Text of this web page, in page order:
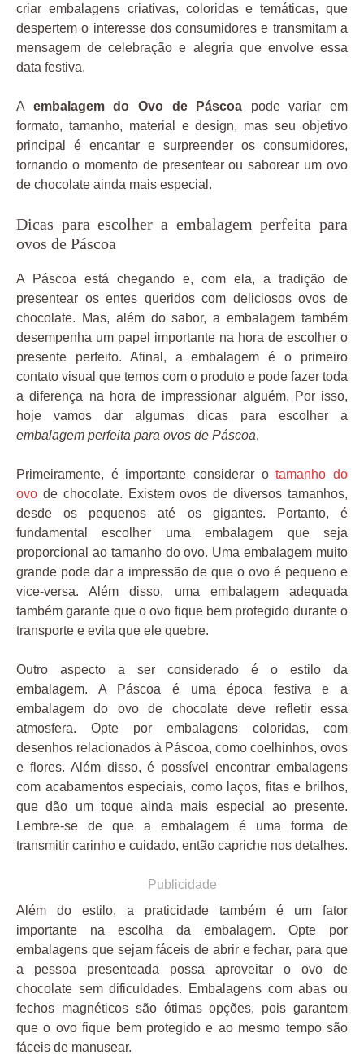
criar embalagens criativas, coloridas e temáticas, que
despertem o interesse dos consumidores e transmitam a
mensagem de celebração e alegria que envolve essa
data festiva.
A embalagem do Ovo de Páscoa pode variar em
formato, tamanho, material e design, mas seu objetivo
principal é encantar e surpreender os consumidores,
tornando o momento de presentear ou saborear um ovo
de chocolate ainda mais especial.
Dicas para escolher a embalagem perfeita para
ovos de Páscoa
A Páscoa está chegando e, com ela, a tradição de
presentear os entes queridos com deliciosos ovos de
chocolate. Mas, além do sabor, a embalagem também
desempenha um papel importante na hora de escolher o
presente perfeito. Afinal, a embalagem é o primeiro
contato visual que temos com o produto e pode fazer toda
a diferença na hora de impressionar alguém. Por isso,
hoje vamos dar algumas dicas para escolher a
embalagem perfeita para ovos de Páscoa.
Primeiramente, é importante considerar otamanho do
ovo de chocolate. Existem ovos de diversos tamanhos,
desde os pequenos até os gigantes. Portanto, é
fundamental escolher uma embalagem que seja
proporcional ao tamanho do ovo. Uma embalagem muito
grande pode dar a impressão de que o ovo é pequeno e
vice-versa. Além disso, uma embalagem adequada
também garante que o ovo fique bem protegido durante o
transporte e evita que ele quebre.
Outro aspecto a ser considerado é o estilo da
embalagem. A Páscoa é uma época festiva e a
embalagem do ovo de chocolate deve refletir essa
atmosfera. Opte por embalagens coloridas, com
desenhos relacionados à Páscoa, como coelhinhos, ovos
e flores. Além disso, é possível encontrar embalagens
com acabamentos especiais, como laços, fitas e brilhos,
que dão um toque ainda mais especial ao presente.
Lembre-se de que a embalagem é uma forma de
transmitir carinho e cuidado, então capriche nos detalhes.
Publicidade
Além do estilo, a praticidade também é um fator
importante na escolha da embalagem. Opte por
embalagens que sejam fáceis de abrir e fechar, para que
a pessoa presenteada possa aproveitar o ovo de
chocolate sem dificuldades. Embalagens com abas ou
fechos magnéticos são ótimas opções, pois garantem
que o ovo fique bem protegido e ao mesmo tempo são
fáceis de manusear.